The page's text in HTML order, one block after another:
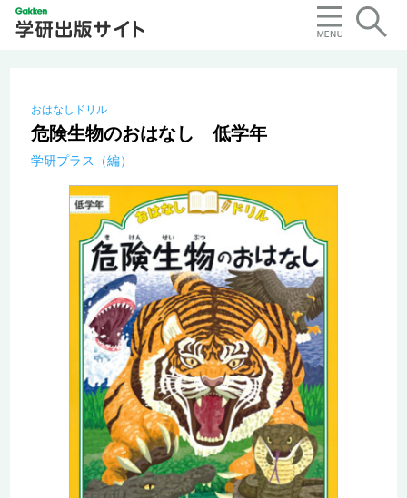
おはなしドリル
危険生物のおはなし 低学年
学研プラス（編）